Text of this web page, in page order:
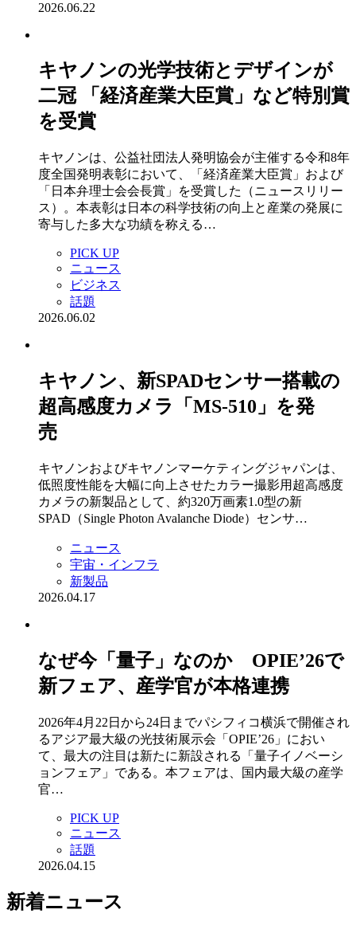
2026.06.22
キヤノンの光学技術とデザインが
二冠 「経済産業大臣賞」など特別賞
を受賞
キヤノンは、公益社団法人発明協会が主催する令和8年
度全国発明表彰において、「経済産業大臣賞」および
「日本弁理士会会長賞」を受賞した（ニュースリリー
ス）。本表彰は日本の科学技術の向上と産業の発展に
寄与した多大な功績を称える…
PICK UP
ニュース
ビジネス
話題
2026.06.02
キヤノン、新SPADセンサー搭載の
超高感度カメラ「MS-510」を発
売
キヤノンおよびキヤノンマーケティングジャパンは、
低照度性能を大幅に向上させたカラー撮影用超高感度
カメラの新製品として、約320万画素1.0型の新
SPAD（Single Photon Avalanche Diode）センサ…
ニュース
宇宙・インフラ
新製品
2026.04.17
なぜ今「量子」なのか OPIE’26で
新フェア、産学官が本格連携
2026年4月22日から24日までパシフィコ横浜で開催され
るアジア最大級の光技術展示会「OPIE’26」におい
て、最大の注目は新たに新設される「量子イノベーシ
ョンフェア」である。本フェアは、国内最大級の産学
官…
PICK UP
ニュース
話題
2026.04.15
新着ニュース